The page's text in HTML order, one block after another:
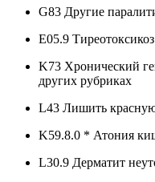
G83 Другие
E05.9
K73 Хронический
других рубриках
L43 Лишить
K59.8.0 * Атония
L30.9 Дерматит